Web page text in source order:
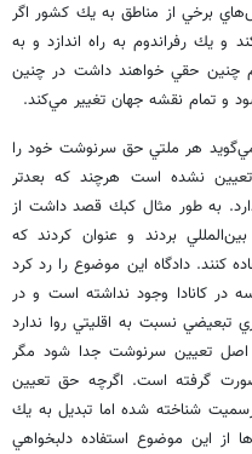
برخي از مناطق به يك كشور اگر
و يك رفراندوم به راه اندازد و به
چنين حقي خواهند داشت در چنين
و تمام نقشه جهان تغيير مي‌كند.
هر ملتي حق سرنوشت خود را
نشده است هرچند كه بعدتر
به طور مثال كبك قصد داشت از
بردند و عنوان كردند كه
كنند. دادگاه اين موضوع را رد كرد
در كانادا وجود نداشته است و در
نسبت به اقليتي روا ندارد
اصل تعيين سرنوشت جدا شود مگر
گرفته است. اگرچه حق تعيين
شناخته شده اما تبديل به يك
از اين موضوع استفاده دلبخواهي